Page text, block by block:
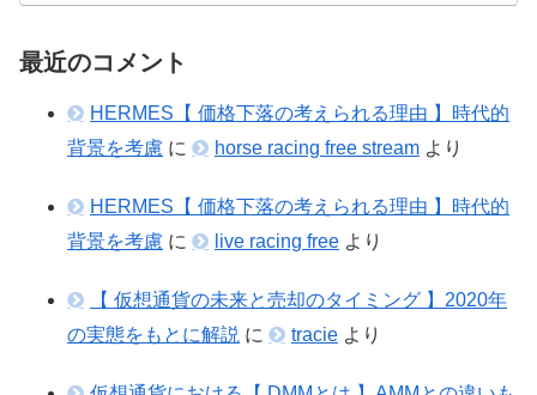
最近のコメント
HERMES【 価格下落の考えられる理由 】時代的
背景を考慮 に horse racing free stream より
HERMES【 価格下落の考えられる理由 】時代的
背景を考慮 に live racing free より
【 仮想通貨の未来と売却のタイミング 】2020年
の実態をもとに解説 に tracie より